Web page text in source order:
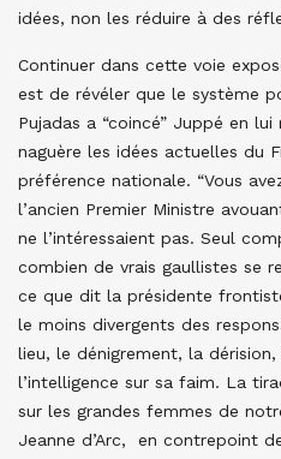
idées, non les réduire à des
Continuer dans cette voie
est de révéler que le système
Pujadas a “coincé” Juppé en
naguère les idées actuelles du
préférence nationale. “Vous
l’ancien Premier Ministre
ne l’intéressaient pas. Seul
combien de vrais gaullistes se
ce que dit la présidente
le moins divergents des
lieu, le dénigrement, la
l’intelligence sur sa faim. La
sur les grandes femmes de
Jeanne d’Arc, en contrepoint